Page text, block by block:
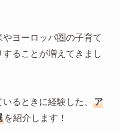
ヨーロッパ圏の子育て
ることが増えてきまし
るときに経験した、
ア
を紹介します！